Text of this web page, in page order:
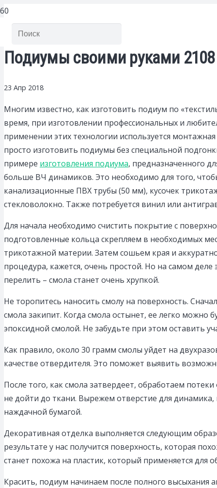
Подиумы своими руками 2108
23 Апр 2018
Многим известно, как изготовить подиум по
время, при изготовлении профессиональных и
применении этих технологии используется
просто изготовить подиумы без специальной
примере изготовления подиума, предназначенного
больше ВЧ динамиков. Это необходимо для того,
канализационные ПВХ трубы (50 мм), кусочек
стекловолокно. Также потребуется винил или
Для начала необходимо счистить покрытие с
подготовленные кольца скрепляем в необходимых
трикотажной материи. Затем сошьем края и
процедура, кажется, очень простой. Но на самом деле
перелить – смола станет очень хрупкой.
Не торопитесь наносить смолу на поверхность.
смола закипит. Когда смола остынет, ее легко можно
эпоксидной смолой. Не забудьте при этом оставить
Как правило, около 30 грамм смолы уйдет на
качестве отвердителя. Это поможет выявить
После того, как смола затвердеет, обработаем
не дойти до ткани. Вырежем отверстие для
наждачной бумагой.
Декоративная отделка выполняется следующим
результате у нас получится поверхность, которая
станет похожа на пластик, который применяется для
Красить, подиум начинаем после полного высыхания